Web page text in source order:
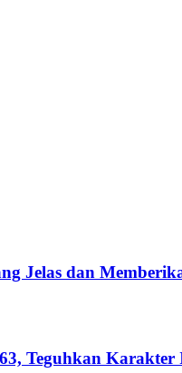
Jelas dan
Teguhkan Karakter